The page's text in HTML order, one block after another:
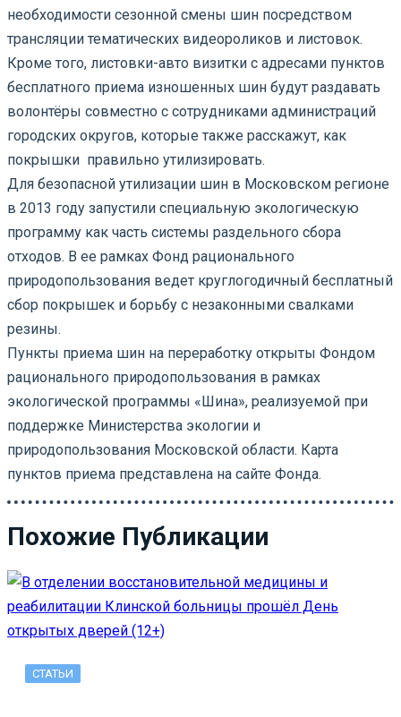
необходимости сезонной смены шин посредством
трансляции тематических видеороликов и листовок.
Кроме того, листовки-авто визитки с адресами пунктов
бесплатного приема изношенных шин будут раздавать
волонтёры совместно с сотрудниками администраций
городских округов, которые также расскажут, как
покрышки правильно утилизировать.
Для безопасной утилизации шин в Московском регионе
в 2013 году запустили специальную экологическую
программу как часть системы раздельного сбора
отходов. В ее рамках Фонд рационального
природопользования ведет круглогодичный бесплатный
сбор покрышек и борьбу с незаконными свалками
резины.
Пункты приема шин на переработку открыты Фондом
рационального природопользования в рамках
экологической программы «Шина», реализуемой при
поддержке Министерства экологии и
природопользования Московской области. Карта
пунктов приема представлена на сайте Фонда.
Похожие Публикации
СТАТЬИ